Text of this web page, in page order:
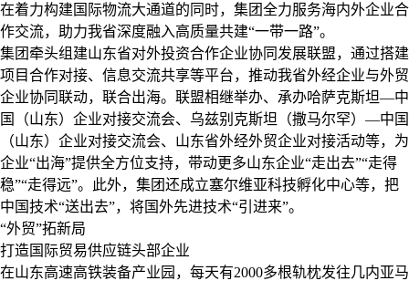
在着力构建国际物流大通道的同时，集团全力服务海内外企业合
作交流，助力我省深度融入高质量共建“一带一路”。
集团牵头组建山东省对外投资合作企业协同发展联盟，通过搭建
项目合作对接、信息交流共享等平台，推动我省外经企业与外贸
企业协同联动，联合出海。联盟相继举办、承办哈萨克斯坦—中
国（山东）企业对接交流会、乌兹别克斯坦（撒马尔罕）—中国
（山东）企业对接交流会、山东省外经外贸企业对接活动等，为
企业“出海”提供全方位支持，带动更多山东企业“走出去”“走得
稳”“走得远”。此外，集团还成立塞尔维亚科技孵化中心等，把
中国技术“送出去”，将国外先进技术“引进来”。
“外贸”拓新局
打造国际贸易供应链头部企业
在山东高速高铁装备产业园，每天有2000多根轨枕发往几内亚马